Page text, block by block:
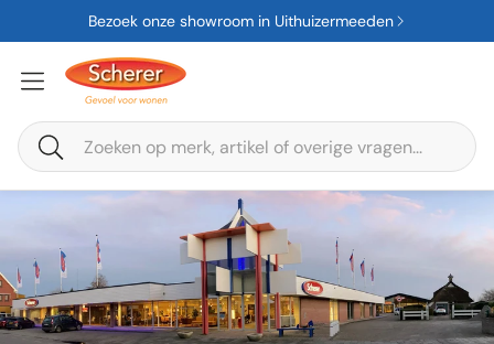
Bezoek onze showroom in Uithuizermeeden
Zoeken